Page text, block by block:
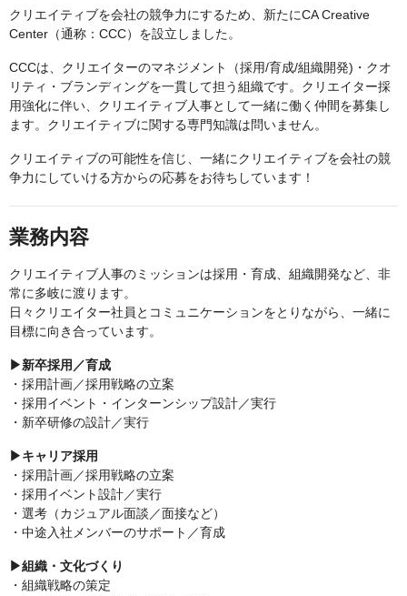
クリエイティブを会社の競争力にするため、新たにCA Creative
Center（通称：CCC）を設立しました。
CCCは、クリエイターのマネジメント（採用/育成/組織開発)・クオ
リティ・ブランディングを一貫して担う組織です。クリエイター採
用強化に伴い、クリエイティブ人事として一緒に働く仲間を募集し
ます。クリエイティブに関する専門知識は問いません。
クリエイティブの可能性を信じ、一緒にクリエイティブを会社の競
争力にしていける方からの応募をお待ちしています！
業務内容
クリエイティブ人事のミッションは採用・育成、組織開発など、非
常に多岐に渡ります。
日々クリエイター社員とコミュニケーションをとりながら、一緒に
目標に向き合っています。
▶︎新卒採用／育成
・採用計画／採用戦略の立案
・採用イベント・インターンシップ設計／実行
・新卒研修の設計／実行
▶︎キャリア採用
・採用計画／採用戦略の立案
・採用イベント設計／実行
・選考（カジュアル面談／面接など）
・中途入社メンバーのサポート／育成
▶︎組織・文化づくり
・組織戦略の策定